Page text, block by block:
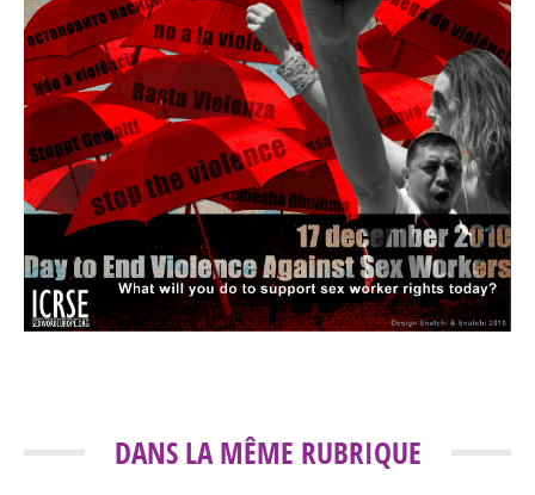
DANS LA MÊME RUBRIQUE